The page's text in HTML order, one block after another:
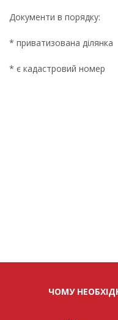
Документи в порядку:
* приватизована ділянка
* є кадастровий номер
ЧОМУ